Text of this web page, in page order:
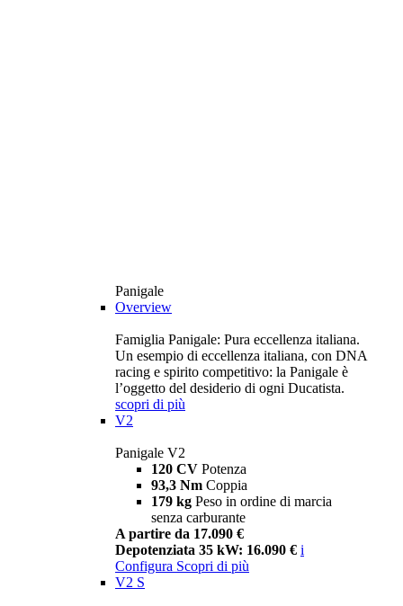
Panigale
Overview
Famiglia Panigale: Pura eccellenza italiana.
Un esempio di eccellenza italiana, con DNA
racing e spirito competitivo: la Panigale è
l’oggetto del desiderio di ogni Ducatista.
scopri di più
V2
Panigale V2
120 CV Potenza
93,3 Nm Coppia
179 kg Peso in ordine di marcia
senza carburante
A partire da 17.090 €
Depotenziata 35 kW: 16.090 € i
Configura Scopri di più
V2 S